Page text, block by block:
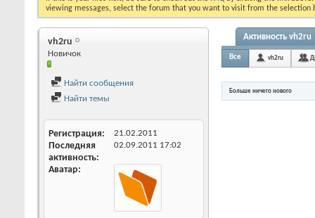
viewing messages, select the forum that you want to visit from the selection
vh2ru
Новичок
Найти сообщения
Найти темы
Регистрация 21.02.2011
Последняя
активность
02.09.2011 17:02
Аватар
Активность vh2ru
Все vh2ru
Больше ничего нового